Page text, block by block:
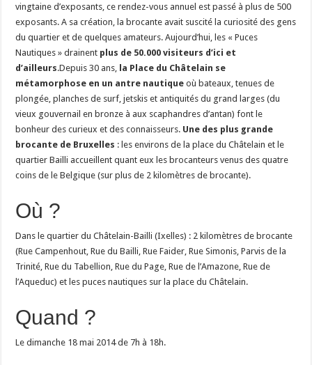
vingtaine d’exposants, ce rendez-vous annuel est passé à plus de 500
exposants. A sa création, la brocante avait suscité la curiosité des gens
du quartier et de quelques amateurs. Aujourd’hui, les « Puces
Nautiques » drainent plus de 50.000 visiteurs d’ici et
d’ailleurs.Depuis 30 ans,
la Place du Châtelain se
métamorphose en un antre nautique où bateaux, tenues de
plongée, planches de surf, jetskis et antiquités du grand larges (du
vieux gouvernail en bronze à aux scaphandres d’antan) font le
bonheur des curieux et des connaisseurs. Une des plus grande
brocante de Bruxelles : les environs de la place du Châtelain et le
quartier Bailli accueillent quant eux les brocanteurs venus des quatre
coins de le Belgique (sur plus de 2 kilomètres de brocante).
Où ?
Dans le quartier du Châtelain-Bailli (Ixelles) : 2 kilomètres de brocante
(Rue Campenhout, Rue du Bailli, Rue Faider, Rue Simonis, Parvis de la
Trinité, Rue du Tabellion, Rue du Page, Rue de l’Amazone, Rue de
l’Aqueduc) et les puces nautiques sur la place du Châtelain.
Quand ?
Le dimanche 18 mai 2014 de 7h à 18h.